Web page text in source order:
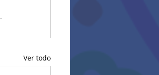
Ver todo